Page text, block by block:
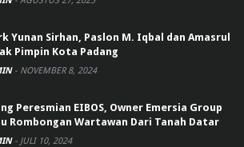
Yunan Sirhan, Paslon M. Iqbal dan Amasrul
Pimpin Kota Padang
- NOVEMBER 8, 2024
Peresmian EIBOS, Owner Emersia Group
Rombongan Wartawan Dari Tanah Datar
- JULI 10, 2024